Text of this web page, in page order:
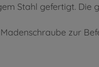
Stahl gefertigt. Die
zur